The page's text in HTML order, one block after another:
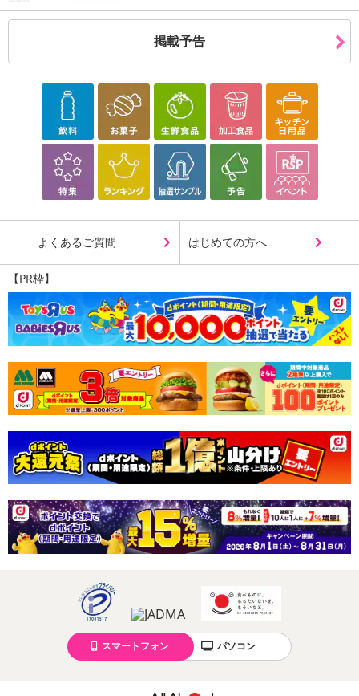
掲載予告
よくあるご質問 はじめての方へ
【PR枠】
スマートフォン パソコン